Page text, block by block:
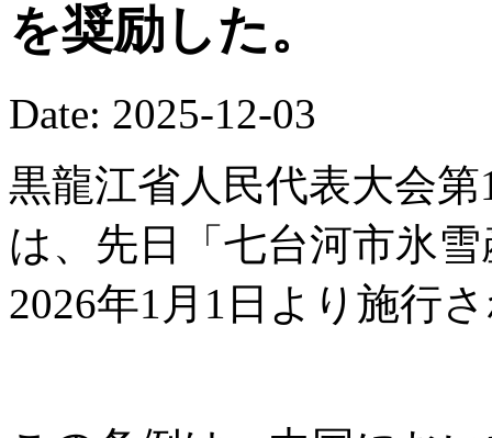
を奨励した。
Date: 2025-12-03
黒龍江省人民代表大会
は、先日「七台河市氷
2026年1月1日より施行